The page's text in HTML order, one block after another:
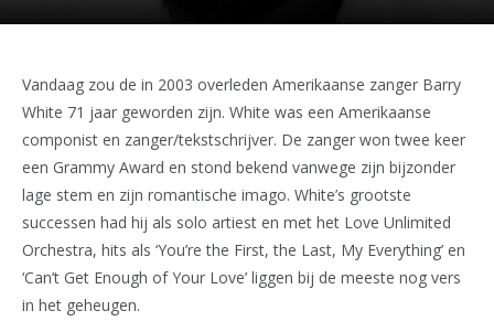
Vandaag zou de in 2003 overleden Amerikaanse zanger Barry
White 71 jaar geworden zijn. White was een Amerikaanse
componist en zanger/tekstschrijver. De zanger won twee keer
een Grammy Award en stond bekend vanwege zijn bijzonder
lage stem en zijn romantische imago. White’s grootste
successen had hij als solo artiest en met het Love Unlimited
Orchestra, hits als ‘You’re the First, the Last, My Everything’ en
‘Can’t Get Enough of Your Love’ liggen bij de meeste nog vers
in het geheugen.